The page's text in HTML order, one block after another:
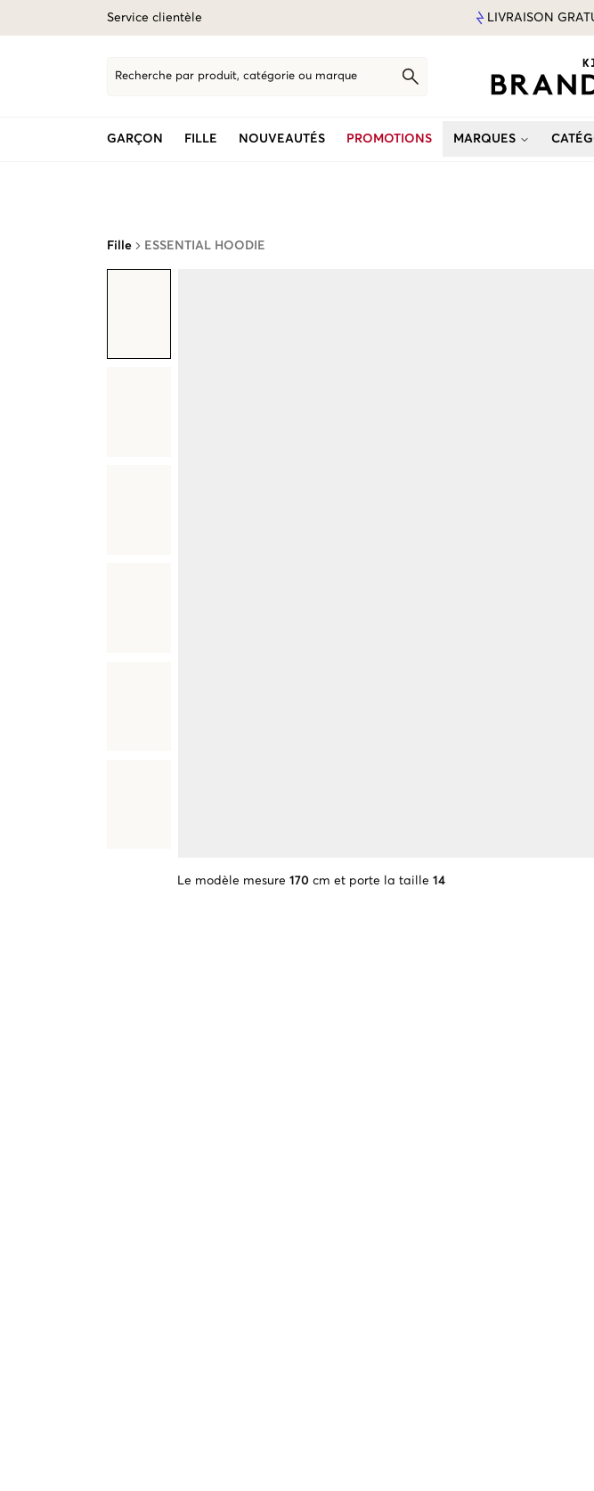
Service clientèle LIVRAISON
Recherche par produit, catégorie ou marque
GARÇON FILLE NOUVEAUTÉS PROMOTIONS MARQUES
Fille ESSENTIAL HOODIE
Le modèle mesure 170 cm et porte la taille 14